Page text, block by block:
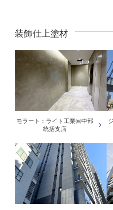
装飾仕上塗材
モラート：ライト工業㈱中部
統括支店